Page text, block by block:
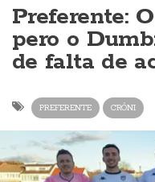
Preferente:
pero o
de falta de
PREFERENTE CRÓNI